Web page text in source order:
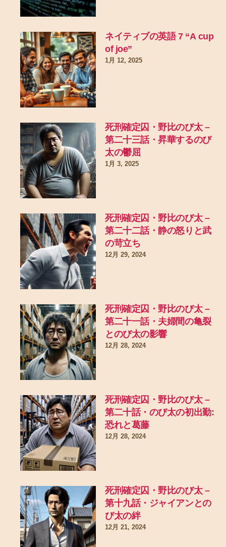
ネイティブの英語 7 “A cup
of joe”
1月 12, 2025
死刑確定囚・野比のび太 –
第二十三話・昇華するのび
太の鬱屈
1月 3, 2025
死刑確定囚・野比のび太 –
第二十二話・静の怒りと武
の苛立ち
12月 29, 2024
死刑確定囚・野比のび太 –
第二十一話・夫婦間の亀裂
とのび太の影響
12月 28, 2024
死刑確定囚・野比のび太 –
第二十話・のび太の初出勤:
恐れと葛藤
12月 28, 2024
死刑確定囚・野比のび太 –
第十九話・ジャイアンとの
び太の絆
12月 21, 2024